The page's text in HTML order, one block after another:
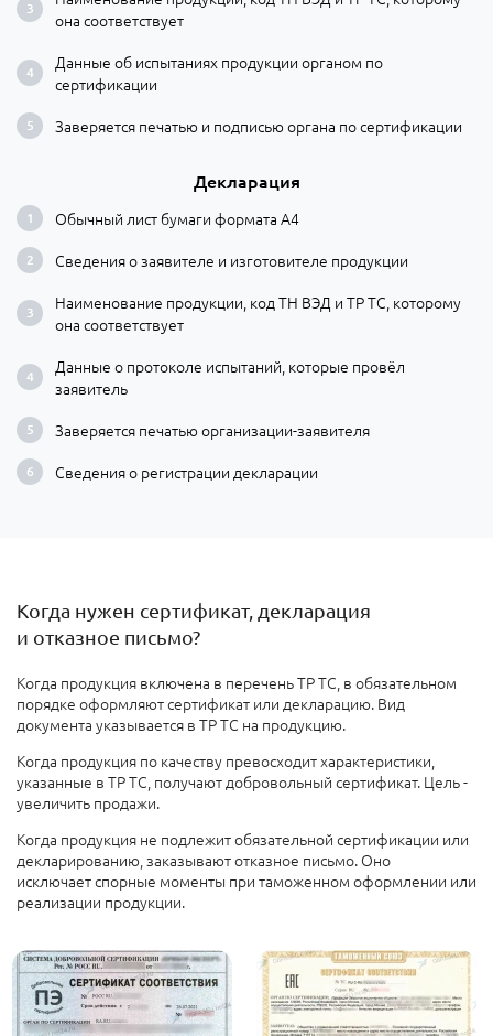
она соответствует
Данные об испытаниях продукции органом по
сертификации
Заверяется печатью и подписью органа по сертификации
Декларация
Обычный лист бумаги формата А4
Сведения о заявителе и изготовителе продукции
Наименование продукции, код ТН ВЭД и ТР ТС, которому
она соответствует
Данные о протоколе испытаний, которые провёл
заявитель
Заверяется печатью организации-заявителя
Сведения о регистрации декларации
Когда нужен сертификат, декларация
и отказное письмо?
Когда продукция включена в перечень ТР ТС, в обязательном
порядке оформляют сертификат или декларацию. Вид
документа указывается в ТР ТС на продукцию.
Когда продукция по качеству превосходит характеристики,
указанные в ТР ТС, получают добровольный сертификат. Цель -
увеличить продажи.
Когда продукция не подлежит обязательной сертификации или
декларированию , заказывают отказное письмо. Оно
исключает спорные моменты при таможенном оформлении или
реализации продукции.